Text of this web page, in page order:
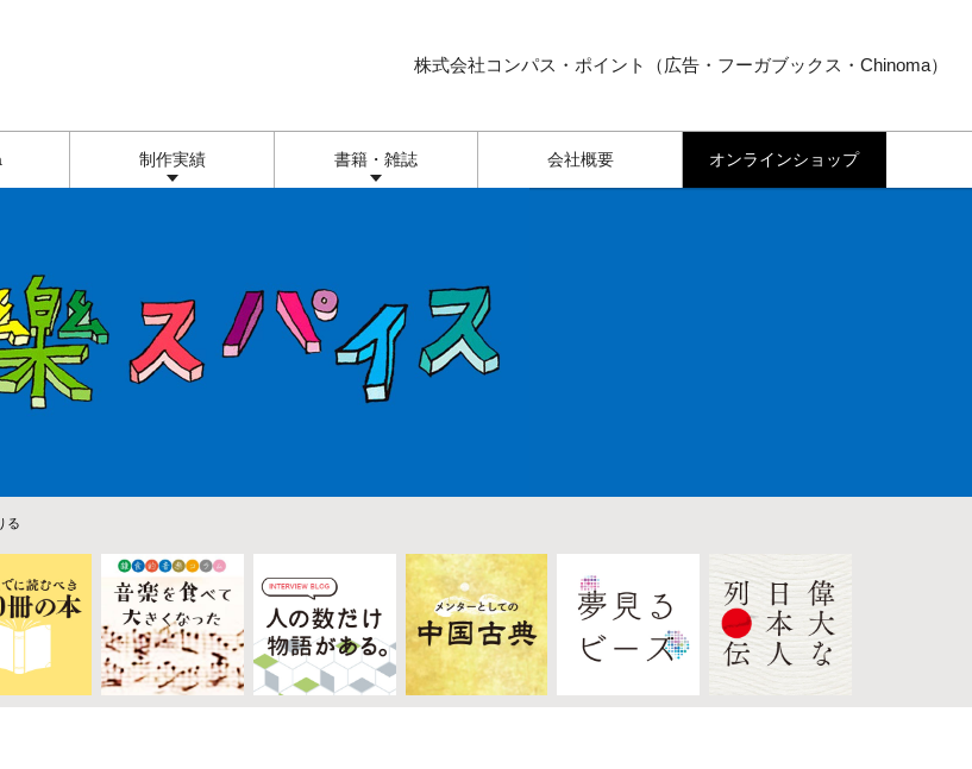
株式会社コンパス・ポイント（広告・フーガブックス・Chinoma）
制作実績 書籍・雑誌 会社概要 オンラインショップ
る